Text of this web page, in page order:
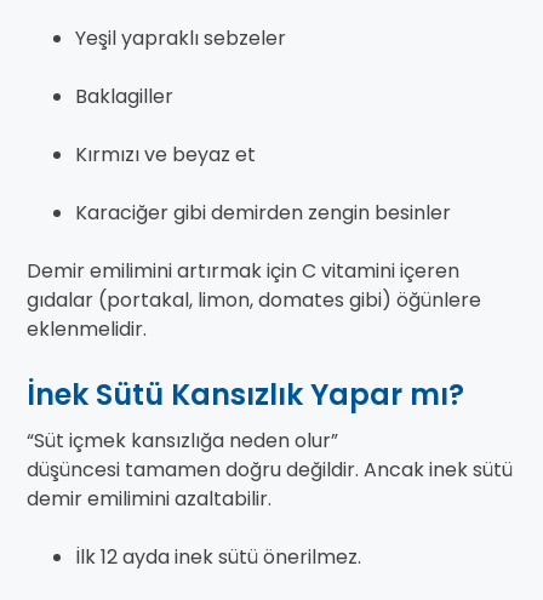
Yeşil yapraklı sebzeler
Baklagiller
Kırmızı ve beyaz et
Karaciğer gibi demirden zengin besinler
Demir emilimini artırmak için C vitamini içeren
gıdalar (portakal, limon, domates gibi) öğünlere
eklenmelidir.
İnek Sütü Kansızlık Yapar mı?
“Süt içmek kansızlığa neden olur”
düşüncesi tamamen doğru değildir. Ancak inek sütü
demir emilimini azaltabilir.
İlk 12 ayda inek sütü önerilmez.